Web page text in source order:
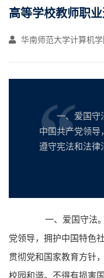
高等学校教师职
华南师范大学计算机
一、爱国守法
中国共产党领导
遵守宪法和法律
一、爱国守法。
党领导，拥护中国特色
贯彻党和国家教育方针
校园和谐。不得有损害